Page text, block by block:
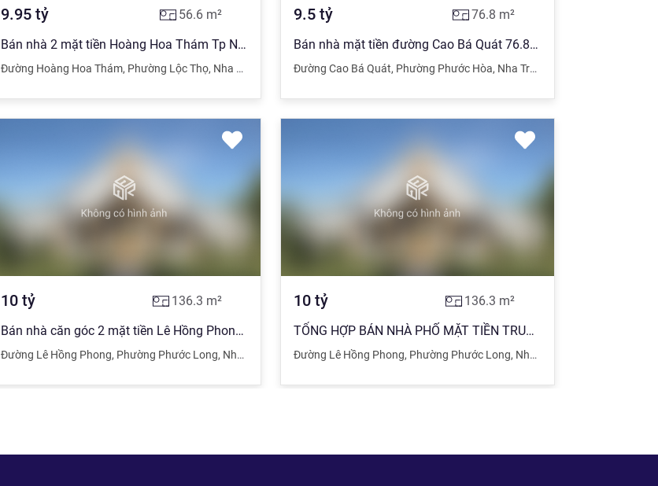
9.95 tỷ 56.6m²
Bán nhà 2 mặt tiền Hoàng Hoa Thám Tp Nha Trang cách biển 300m
Đường Hoàng Hoa Thám, Phường Lộc Thọ, Nha Trang Khánh Hòa
9.5 tỷ 76.8 m²
Bán nhà mặt tiền đường Cao Bá Quát 76.8m2 ngang 4,6m gần Lê Hồng Phong thích hợp kinh doanh 9.5 tỷ
Đường Cao Bá Quát, Phường Phước Hòa, Nha Trang
,Khánh Hòa
10 tỷ 136.3 m²
Bán nhà căn góc 2 mặt tiền Lê Hồng Phong, Nha Trang
Đường Lê Hồng Phong, Phường Phước Long, Nha Trang Khánh Hòa
10 tỷ 136.3 m²
TỔNG HỢP BÁN NHÀ PHỐ MẶT TIỀN TRUNG TÂM NHA TRANG (T7/2023)
Đường Lê Hồng Phong, Phường Phước Long, Nha Trang